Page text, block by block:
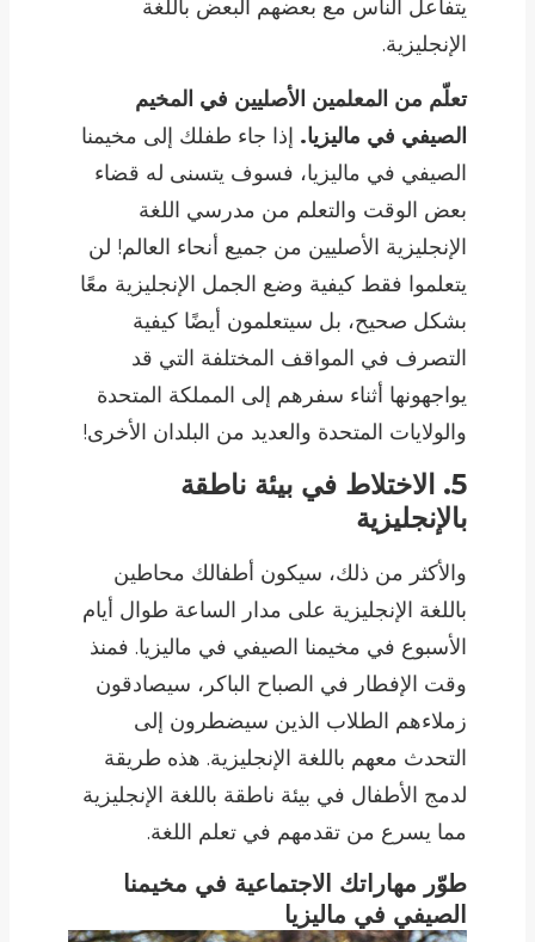
يتفاعل الناس مع بعضهم البعض باللغة
الإنجليزية.
تعلّم من المعلمين الأصليين في المخيم
الصيفي في ماليزيا. إذا جاء طفلك إلى مخيمنا
الصيفي في ماليزيا، فسوف يتسنى له قضاء
بعض الوقت والتعلم من مدرسي اللغة
الإنجليزية الأصليين من جميع أنحاء العالم! لن
يتعلموا فقط كيفية وضع الجمل الإنجليزية معًا
بشكل صحيح، بل سيتعلمون أيضًا كيفية
التصرف في المواقف المختلفة التي قد
يواجهونها أثناء سفرهم إلى المملكة المتحدة
والولايات المتحدة والعديد من البلدان الأخرى!
5. الاختلاط في بيئة ناطقة
بالإنجليزية
والأكثر من ذلك، سيكون أطفالك محاطين
باللغة الإنجليزية على مدار الساعة طوال أيام
الأسبوع في مخيمنا الصيفي في ماليزيا. فمنذ
وقت الإفطار في الصباح الباكر، سيصادقون
زملاءهم الطلاب الذين سيضطرون إلى
التحدث معهم باللغة الإنجليزية. هذه طريقة
لدمج الأطفال في بيئة ناطقة باللغة الإنجليزية
مما يسرع من تقدمهم في تعلم اللغة.
طوّر مهاراتك الاجتماعية في مخيمنا
الصيفي في ماليزيا